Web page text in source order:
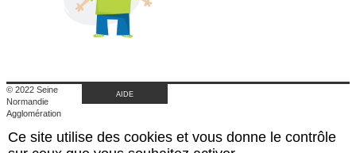
© 2022 Seine
Normandie
Agglomération
Retour au site de
l'agglomération
AIDE
Ce site utilise des cookies et vous donne le contrôle